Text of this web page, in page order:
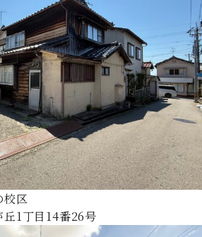
校区
丘1丁目14番26号